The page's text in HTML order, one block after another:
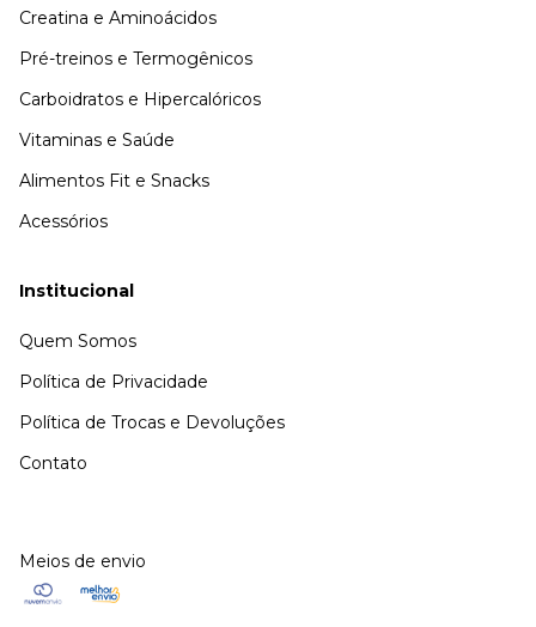
Creatina e Aminoácidos
Pré-treinos e Termogênicos
Carboidratos e Hipercalóricos
Vitaminas e Saúde
Alimentos Fit e Snacks
Acessórios
Institucional
Quem Somos
Política de Privacidade
Política de Trocas e Devoluções
Contato
Meios de envio